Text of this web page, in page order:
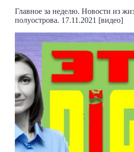
Главное за неделю. Новости из
полуострова. 17.11.2021 [видео]